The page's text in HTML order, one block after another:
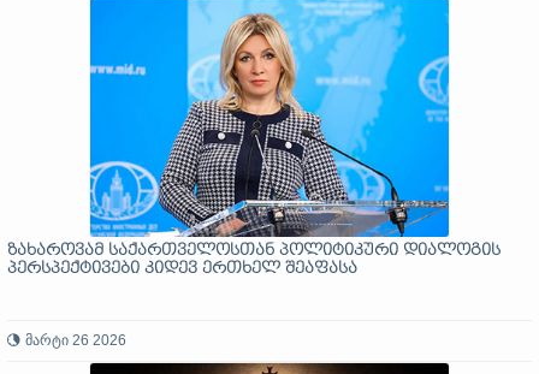
ზახაროვამ საქართველოსთან პოლიტიკური დიალოგის
პერსპექტივები კიდევ ერთხელ შეაფასა
მარტი 26 2026